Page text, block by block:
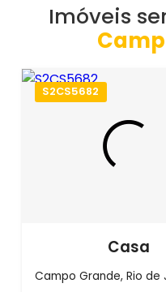
Imóveis
S2CS5682
Casa
Campo Grande, Rio de